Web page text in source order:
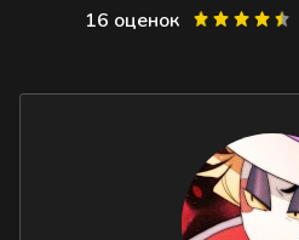
16 оценок